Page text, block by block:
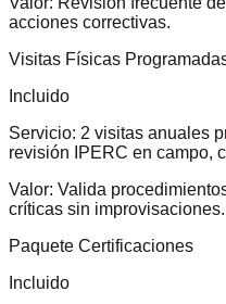
acciones correctivas.
Visitas Físicas
Incluido
Servicio: 2 visitas anuales
revisión IPERC en campo,
Valor: Valida
críticas sin improvisaciones.
Paquete Certificaciones
Incluido